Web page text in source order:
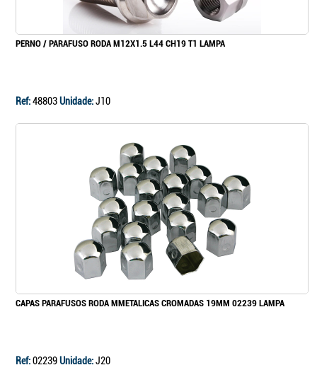
PERNO / PARAFUSO RODA M12X1.5 L44 CH19 T1 LAMPA
Ref:48803Unidade:J10
CAPAS PARAFUSOS RODA MMETALICAS CROMADAS 19MM 02239 LAMPA
Ref:02239Unidade:J20